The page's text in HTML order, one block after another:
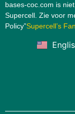
bases-coc.com is
Supercell. Zie voor
Policy”Supercell’s